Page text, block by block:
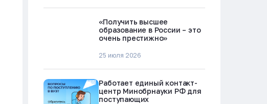
«Получить высшее
образование в России – это
очень престижно»
25 июля 2026
Работает единый контакт-
центр Минобрнауки РФ для
поступающих